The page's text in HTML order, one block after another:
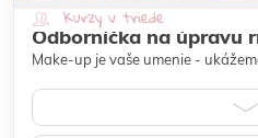
Kurzy v triede
Odborníčka na úpravu
Make-up je vaše umenie -